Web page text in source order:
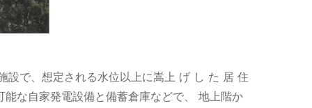
設で、想定される水位以上に嵩上 げ し た 居 住
な自家発電設備と備蓄倉庫などで、 地上階か